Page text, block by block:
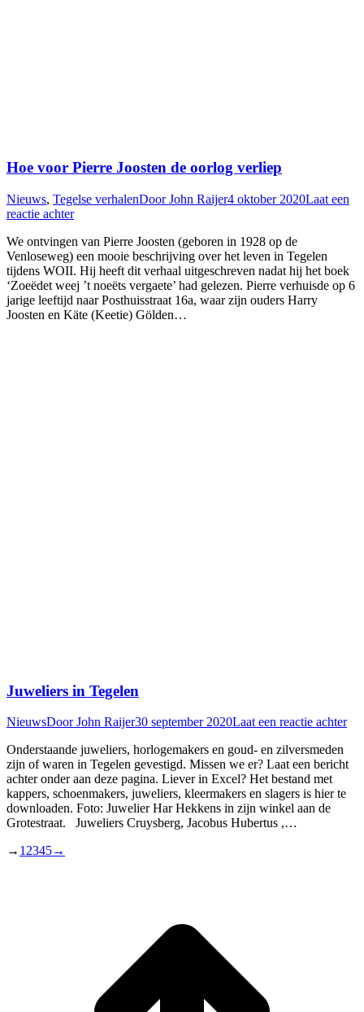
Hoe voor Pierre Joosten de oorlog verliep
Nieuws, Tegelse verhalenDoorJohn Raijer4 oktober 2020Laat een
reactie achter
We ontvingen van Pierre Joosten (geboren in 1928 op de
Venloseweg) een mooie beschrijving over het leven in Tegelen
tijdens WOII. Hij heeft dit verhaal uitgeschreven nadat hij het boek
‘Zoeëdet weej ’t noeëts vergaete’ had gelezen. Pierre verhuisde op 6
jarige leeftijd naar Posthuisstraat 16a, waar zijn ouders Harry
Joosten en Käte (Keetie) Gölden…
Juweliers in Tegelen
NieuwsDoorJohn Raijer30 september 2020Laat een reactie achter
Onderstaande juweliers, horlogemakers en goud- en zilversmeden
zijn of waren in Tegelen gevestigd. Missen we er? Laat een bericht
achter onder aan deze pagina. Liever in Excel? Het bestand met
kappers, schoenmakers, juweliers, kleermakers en slagers is hier te
downloaden. Foto: Juwelier Har Hekkens in zijn winkel aan de
Grotestraat. Juweliers Cruysberg, Jacobus Hubertus ,…
→ 1 2345→